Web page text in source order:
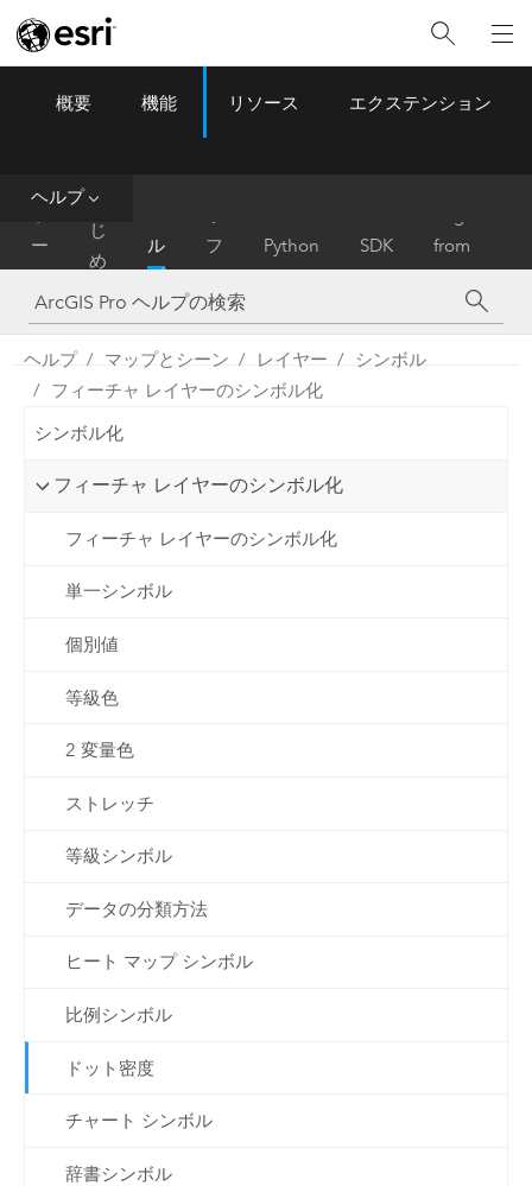
ArcGIS Pro Menu
概要 機能 リソース エクステンション
ヘルプ
ー
ム
は
じ
め
に
ル
プ
フ
ァ
レ
ン
ス
Python SDK
from
ArcMap
ヘルプ マップとシーン レイヤー
シンボル
フィーチャ レイヤーのシンボル化
シンボル化
フィーチャ レイヤーのシンボル化
フィーチャ レイヤーのシンボル化
単一シンボル
個別値
等級色
2 変量色
ストレッチ
等級シンボル
データの分類方法
ヒート マップ シンボル
比例シンボル
ドット密度
チャート シンボル
辞書シンボル